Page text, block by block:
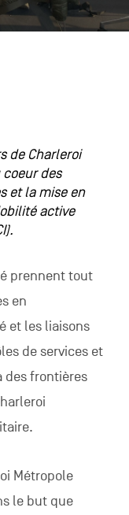
de Charleroi
des
et la mise en
active
prennent tout
en
et les liaisons
de services et
des frontières
Métropole
le but que